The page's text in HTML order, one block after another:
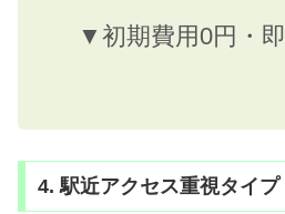
▼初期費用0円・
4. 駅近アクセス重視タイプ